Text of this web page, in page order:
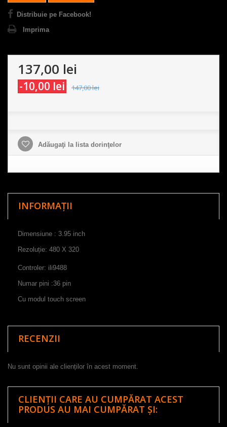
Distribuie pe Facebook!
Imprima
137,00 lei
-10,00 lei 147,00 lei
Adăugaţi la lista dorinţelor
INFORMAȚII
Dimensiune : 3.95 inch
Rezoluție: 480 X 320
Controler: ili9488
Numar pini :36 pin
Cu modul touch screen
RECENZII
Nu sunt opinii ale clienților în acest moment.
CLIENȚII CARE AU CUMPĂRAT ACEST
PRODUS AU MAI CUMPĂRAT ȘI: